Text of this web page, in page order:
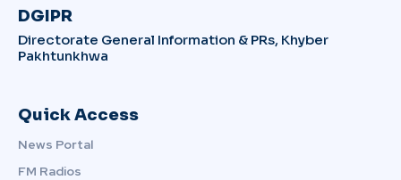
DGIPR
Directorate General Information & PRs, Khyber
Pakhtunkhwa
Quick Access
News Portal
FM Radios